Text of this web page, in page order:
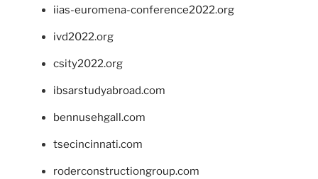
iias-euromena-conference2022.org
ivd2022.org
csity2022.org
ibsarstudyabroad.com
bennusehgall.com
tsecincinnati.com
roderconstructiongroup.com